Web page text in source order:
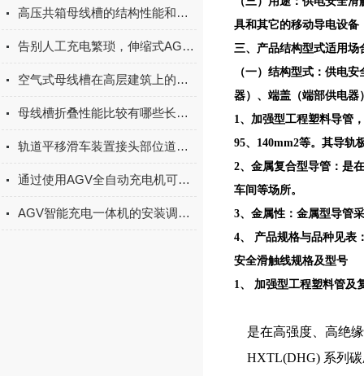
高压共箱母线槽的结构性能和优势概述
告别人工充电繁琐，伸缩式AGV智能充电站自动补能更省心
空气式母线槽在高层建筑上的应用
母线槽折叠性能比较有哪些长处？
轨道平移滑车装置接头部位道床变形原因
通过使用AGV全自动充电机可以大大提高AGV的运行效率和充电效率
AGV智能充电一体机的安装调试与对接AGV系统实操技巧
具和其它的移动导电设备
三、产品结构型式适用场
（一）结构型式：供电
器）、端盖（端部供电器
1、加强型工程塑料导管
95、140mm2等。其导轨
2、金属复合型导管：是
车间等场所。
3、金属性：金属型导管
4、 产品规格与品种见表
安全滑触线规格及型号
1、 加强型工程塑料管及
是在高强度、高绝
HXTL(DHG) 系列碳